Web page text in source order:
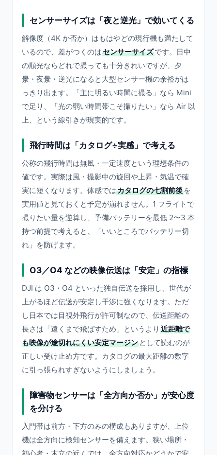
センサーサイズは「夜と逆光」で効いてくる
解像度（4K か否か）はもはやどの現行機も満たして
いるので、差がつくのはセンサーサイズです。日中
の順光ならどれで撮っても十分きれいですが、夕
景・夜景・逆光になると大型センサー機の余裕がは
っきり出ます。「主に明るい時間に撮る」なら Mini
で足り、「光の弱い時間帯こそ撮りたい」なら Air 以
上、という線引きが現実的です。
飛行時間は「カタログ÷実感」で考える
公称の飛行時間は無風・一定速度という理想条件の
値です。実際は風・撮影中の旋回や上昇・気温で確
実に短くなります。体感ではカタログの七割前後 を
実用値と見ておくと予定が崩れません。1 フライトで
撮りたい量を逆算し、予備バッテリーを最低 2〜3 本
持つ前提で考えると、「いいところでバッテリー切
れ」を防げます。
O3／O4 などの映像伝送は「安定」の指標
DJI は O3・O4 といった独自伝送を採用し、世代が
上がるほど伝送が安定し干渉に強くなります。ただ
し日本では目視外飛行が許可制なので、伝送距離の
長さは「遠くまで飛ばすため」というより 近距離で
も映像が途切れにくい安定マージン として読むのが
正しい受け止め方です。カタログの最大距離の数字
に引っ張られすぎないようにしましょう。
障害物センサーは「全方向か否か」が安心度
を分ける
入門帯は前方・下方のみの構成もありますが、上位
機は全方向に検知センサーを備えます。狭い場所・